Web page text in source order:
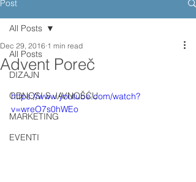
Post
All Posts
DIZAJN
ODNOSI S JAVNOŠĆU
MARKETING
EVENTI
All Posts
Advent Poreč
Dec 29, 2016 1 min read
https://www.youtube.com/watch?
v=wreO7s0hWEo